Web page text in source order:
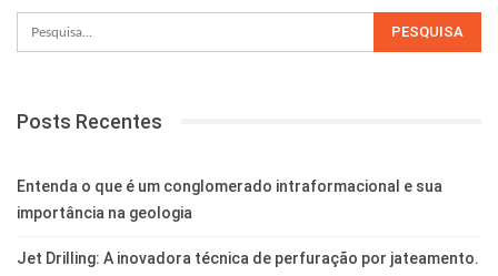
Posts Recentes
Entenda o que é um conglomerado intraformacional e sua
importância na geologia
Jet Drilling: A inovadora técnica de perfuração por jateamento.